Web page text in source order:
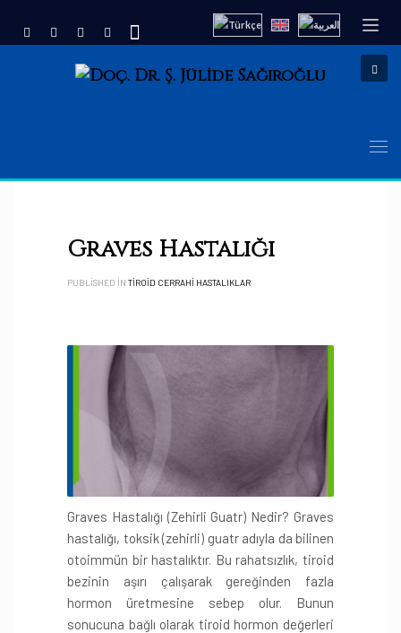
Graves Hastalığı
PUBLISHED IN TIROID CERRAHI HASTALIKLAR
Graves Hastalığı (Zehirli Guatr) Nedir? Graves
hastalığı, toksik (zehirli) guatr adıyla da bilinen
otoimmün bir hastalıktır. Bu rahatsızlık, tiroid
bezinin aşırı çalışarak gereğinden fazla
hormon üretmesine sebep olur. Bunun
sonucuna bağlı olarak tiroid hormon değerleri